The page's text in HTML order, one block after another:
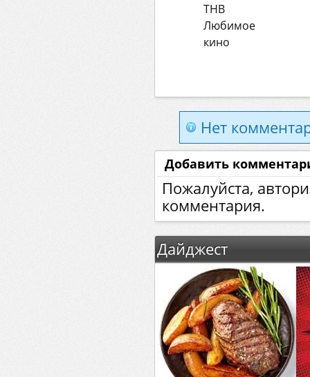
ТНВ
Любимое
кино
Нет
Добавить
Пожалуйста,
комментария.
Дайджест